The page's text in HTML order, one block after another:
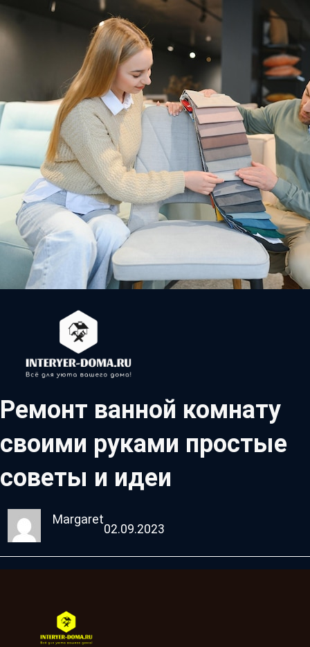
Ремонт ванной комнату
своими руками простые
советы и идеи
Margaret
02.09.2023